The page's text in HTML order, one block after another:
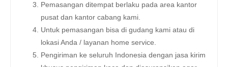
Pemasangan ditempat berlaku pada area kantor
pusat dan kantor cabang kami.
Untuk pemasangan bisa di gudang kami atau di
lokasi Anda / layanan home service.
Pengiriman ke seluruh Indonesia dengan jasa kirim